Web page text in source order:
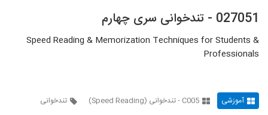
027051 - تندخوانی سری چهارم
Speed Reading & Memorization Techniques for Students &
Professionals
آموزشی C005 - تندخوانی (Speed Reading) تندخوانی